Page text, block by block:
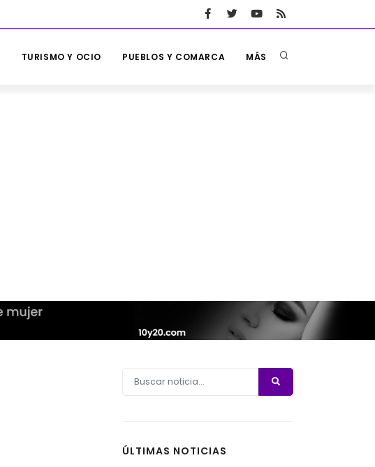
TURISMO Y OCIO PUEBLOS Y COMARCA MÁS
ÚLTIMAS NOTICIAS